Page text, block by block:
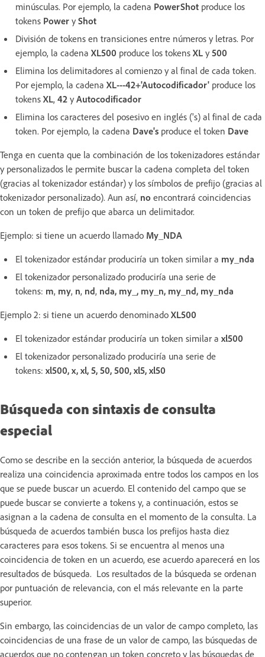
minúsculas. Por ejemplo, la cadena PowerShot produce los
tokens Power y Shot
División de tokens en transiciones entre números y letras. Por
ejemplo, la cadena XL500 produce los tokens XL y 500
Elimina los delimitadores al comienzo y al final de cada token.
Por ejemplo, la cadena XL---42+'Autocodificador' produce los
tokens XL, 42 y Autocodificador
Elimina los caracteres del posesivo en inglés ('s) al final de cada
token. Por ejemplo, la cadena Dave's produce el token Dave
Tenga en cuenta que la combinación de los tokenizadores estándar
y personalizados le permite buscar la cadena completa del token
(gracias al tokenizador estándar) y los símbolos de prefijo (gracias al
tokenizador personalizado). Aun así, no encontrará coincidencias
con un token de prefijo que abarca un delimitador.
Ejemplo: si tiene un acuerdo llamado My_NDA
El tokenizador estándar produciría un token similar a my_nda
El tokenizador personalizado produciría una serie de
tokens: m, my, n, nd, nda, my_, my_n, my_nd, my_nda
Ejemplo 2: si tiene un acuerdo denominado XL500
El tokenizador estándar produciría un token similar a xl500
El tokenizador personalizado produciría una serie de
tokens: xl500, x, xl, 5, 50, 500, xl5, xl50
Búsqueda con sintaxis de consulta
especial
Como se describe en la sección anterior, la búsqueda de acuerdos
realiza una coincidencia aproximada entre todos los campos en los
que se puede buscar un acuerdo. El contenido del campo que se
puede buscar se convierte a tokens y, a continuación, estos se
asignan a la cadena de consulta en el momento de la consulta. La
búsqueda de acuerdos también busca los prefijos hasta diez
caracteres para esos tokens. Si se encuentra al menos una
coincidencia de token en un acuerdo, ese acuerdo aparecerá en los
resultados de búsqueda. Los resultados de la búsqueda se ordenan
por puntuación de relevancia, con el más relevante en la parte
superior.
Sin embargo, las coincidencias de un valor de campo completo, las
coincidencias de una frase de un valor de campo, las búsquedas de
acuerdos que no contengan un token concreto y las búsquedas de